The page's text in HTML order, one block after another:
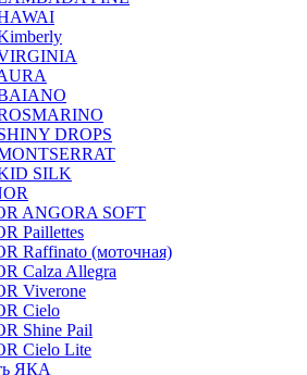
DROPS
SILK
ANGORA SOFT
Paillettes
Raffinato (моточная)
Calza Allegra
Viverone
Cielo
Shine Pail
Cielo Lite
ЯКА